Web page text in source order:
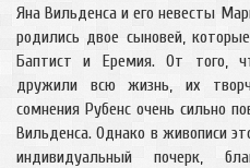
Яна Вильденса и его невесты
родились двое сыновей,
Баптист и Еремия. От того,
дружили всю жизнь, их
сомнения Рубенс очень сильно
Вильденса. Однако в живописи
индивидуальный почерк,